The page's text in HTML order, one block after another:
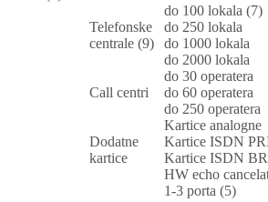
Telefonske
centrale (9)
do 100 lokala (7)
do 250 lokala
do 1000 lokala
do 2000 lokala
Call centri
do 30 operatera
do 60 operatera
do 250 operatera
Dodatne
kartice
Kartice analogne
Kartice ISDN
Kartice ISDN
HW echo
1-3 porta (5)